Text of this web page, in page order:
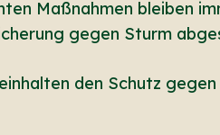
Maßnahmen bleiben
gegen Sturm
den Schutz